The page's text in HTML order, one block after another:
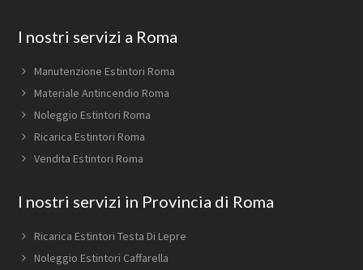
Footer
I nostri servizi a Roma
Manutenzione Estintori Roma
Materiale Antincendio Roma
Noleggio Estintori Roma
Ricarica Estintori Roma
Vendita Estintori Roma
I nostri servizi in Provincia di Roma
Ricarica Estintori Testa Di Lepre
Noleggio Estintori Caffarella